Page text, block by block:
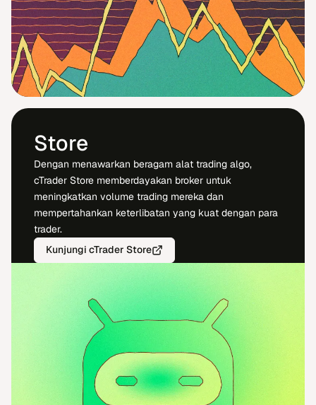
Store
Dengan menawarkan beragam alat trading algo,
cTrader Store memberdayakan broker untuk
meningkatkan volume trading mereka dan
mempertahankan keterlibatan yang kuat dengan para
trader.
Kunjungi cTrader Store